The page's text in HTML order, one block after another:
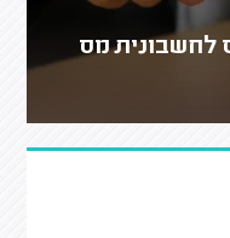
לחשבונית מס